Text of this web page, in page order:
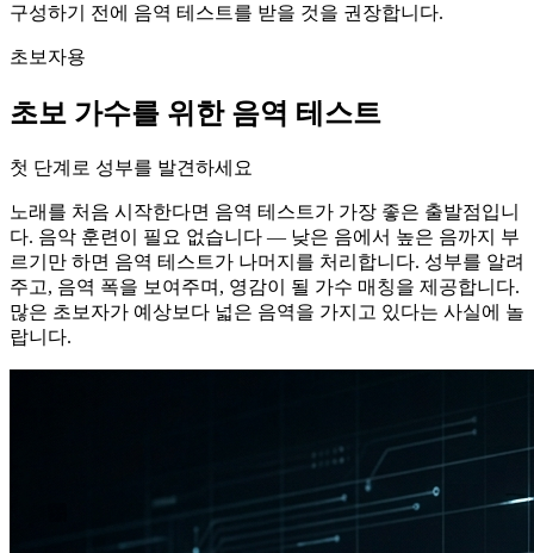
구성하기 전에 음역 테스트를 받을 것을 권장합니다.
초보자용
초보 가수를 위한 음역 테스트
첫 단계로 성부를 발견하세요
노래를 처음 시작한다면 음역 테스트가 가장 좋은 출발점입니
다. 음악 훈련이 필요 없습니다 — 낮은 음에서 높은 음까지 부
르기만 하면 음역 테스트가 나머지를 처리합니다. 성부를 알려
주고, 음역 폭을 보여주며, 영감이 될 가수 매칭을 제공합니다.
많은 초보자가 예상보다 넓은 음역을 가지고 있다는 사실에 놀
랍니다.